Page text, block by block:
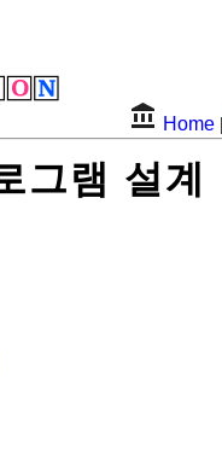
Home |
그램 설계